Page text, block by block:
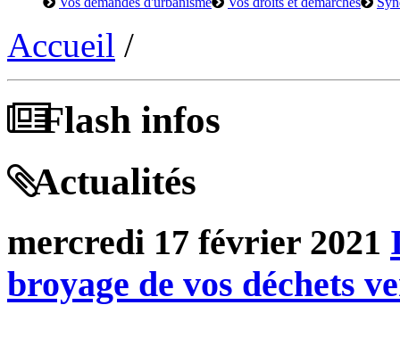
Accueil /
Flash infos
Actualités
mercredi 17 février 2021
broyage de vos déchets